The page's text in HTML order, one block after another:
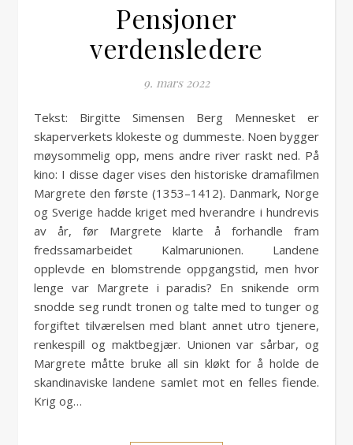
Pensjoner
verdensledere
9. mars 2022
Tekst: Birgitte Simensen Berg Mennesket er
skaperverkets klokeste og dummeste. Noen bygger
møysommelig opp, mens andre river raskt ned. På
kino: I disse dager vises den historiske dramafilmen
Margrete den første (1353–1412). Danmark, Norge
og Sverige hadde kriget med hverandre i hundrevis
av år, før Margrete klarte å forhandle fram
fredssamarbeidet Kalmarunionen. Landene
opplevde en blomstrende oppgangstid, men hvor
lenge var Margrete i paradis? En snikende orm
snodde seg rundt tronen og talte med to tunger og
forgiftet tilværelsen med blant annet utro tjenere,
renkespill og maktbegjær. Unionen var sårbar, og
Margrete måtte bruke all sin kløkt for å holde de
skandinaviske landene samlet mot en felles fiende.
Krig og…